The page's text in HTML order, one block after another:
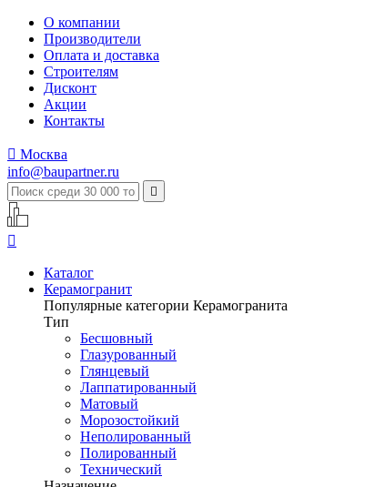
О компании
Производители
Оплата и доставка
Строителям
Дисконт
Акции
Контакты
 Москва
info@baupartner.ru


Каталог
Керамогранит
Популярные категории Керамогранита
Тип
Бесшовный
Глазурованный
Глянцевый
Лаппатированный
Матовый
Морозостойкий
Неполированный
Полированный
Технический